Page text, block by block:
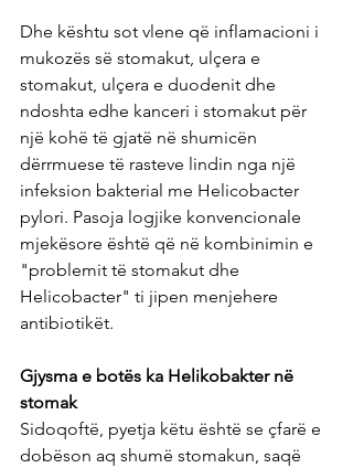
Dhe kështu sot vlene që inflamacioni i
mukozës së stomakut, ulçera e
stomakut, ulçera e duodenit dhe
ndoshta edhe kanceri i stomakut për
një kohë të gjatë në shumicën
dërrmuese të rasteve lindin nga një
infeksion bakterial me Helicobacter
pylori. Pasoja logjike konvencionale
mjekësore është që në kombinimin e
"problemit të stomakut dhe
Helicobacter" ti jipen menjehere
antibiotikët.
Gjysma e botës ka Helikobakter në
stomak
Sidoqoftë, pyetja këtu është se çfarë e
dobëson aq shumë stomakun, saqë